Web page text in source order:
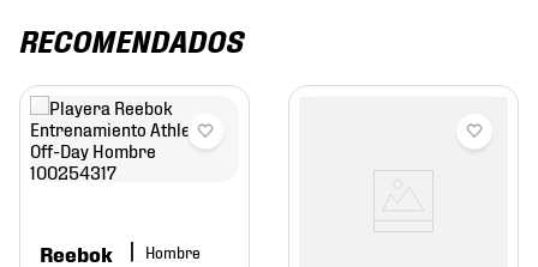
RECOMENDADOS
Reebok Hombre